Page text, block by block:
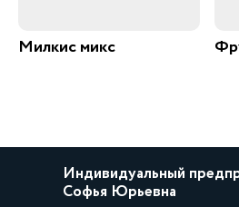
Милкис микс
Индивидуальный
Софья Юрьевна